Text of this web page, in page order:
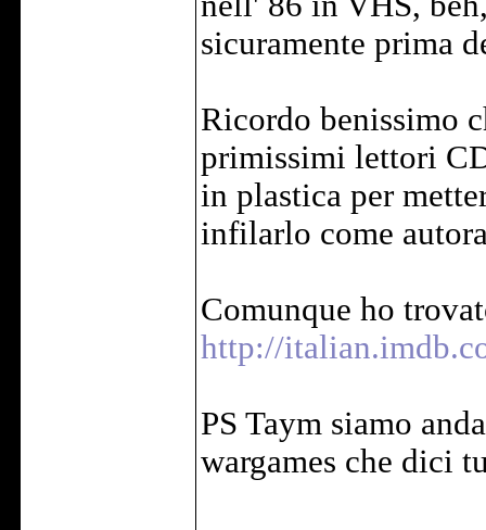
sicuramente prima
Ricordo benissimo
primissimi lettori
in plastica per
infilarlo come
Comunque ho
http://
PS Taym siamo
wargames che dici